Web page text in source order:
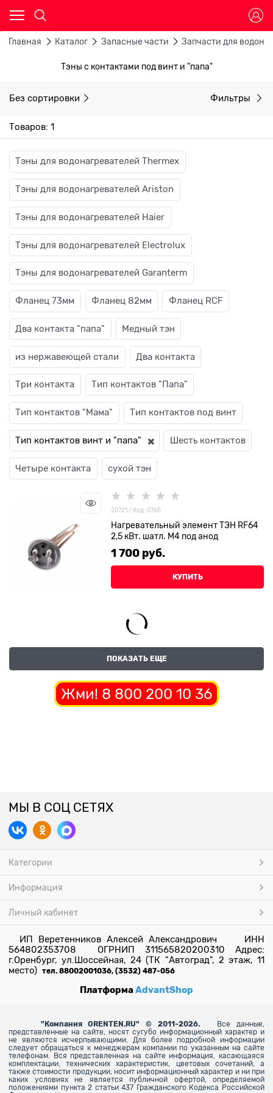
Главная Каталог Запасные части Запчасти для
Тэны с контактами под винт и "папа"
Без сортировки Фильтры
Товаров: 1
Тэны для водонагревателей Thermex
Тэны для водонагревателей Ariston
Тэны для водонагревателей Haier
Тэны для водонагревателей Electrolux
Тэны для водонагревателей Garanterm
Фланец 73мм Фланец 82мм Фланец RCF
Два контакта "папа" Медный тэн
из нержавеющей стали Два контакта
Три контакта Тип контактов "Папа"
Тип контактов "Мама" Тип контактов под винт
Тип контактов винт и "папа" Шесть контактов
Четыре контакта сухой тэн
20721 / Код: 0765
Нагревательный элемент ТЭН RF64
2,5 кВт. шатл. М4 под анод
1 700 руб.
КУПИТЬ
ПОКАЗАТЬ ЕЩЕ
Жми! 8 800 200 10 36
МЫ В СОЦ СЕТЯХ
Категории
Информация
Личный кабинет
ИП Веретенников Алексей Александрович ИНН
564802353708 ОГРНИП 311565820200310 Адрес:
г.Оренбург, ул.Шоссейная, 24 (ТК "Автоград", 2 этаж, 11
место) тел. 88002001036, (3532) 487-056
ПлатформаAdvantShop
" Компания ORENTEN.RU" © 2011-2026.
Все данные,
представленные на сайте, носят сугубо информационный характер и
не являются исчерпывающими. Для более подробной информации
следует обращаться к менеджерам компании по указанным на сайте
телефонам. Вся представленная на сайте информация, касающаяся
комплектации, технических характеристик, цветовых сочетаний, а
также стоимости продукции, носит информационный характер и ни при
каких условиях не является публичной офертой, определяемой
положениями пункта 2 статьи 437 Гражданского Кодекса Российской